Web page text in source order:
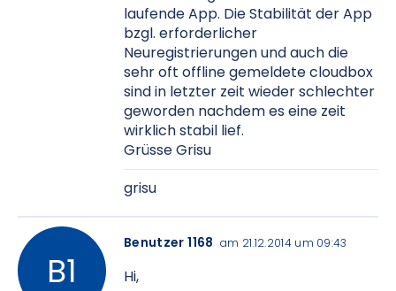
laufende App. Die Stabilität der App
bzgl. erforderlicher
Neuregistrierungen und auch die
sehr oft offline gemeldete cloudbox
sind in letzter zeit wieder schlechter
geworden nachdem es eine zeit
wirklich stabil lief.
Grüsse Grisu
grisu
Benutzer 1168 am 21.12.2014 um 09:43
Hi,